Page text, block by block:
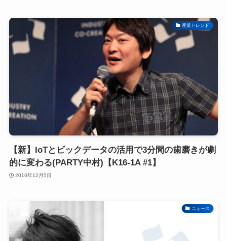
産業トレンド
【新】IoTとビックデータの活用で3分間の歯磨きが劇
的に変わる(PARTY中村)【K16-1A #1】
2016年12月5日
ニュース